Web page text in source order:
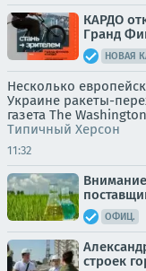
КАРДО
Гранд
НОВАЯ
Несколько
Украине ракеты-
газета The
Типичный Херсон
11:32
ОФИЦ.
строек